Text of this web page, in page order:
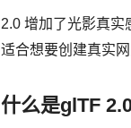
2.0 增加了光影真实
适合想要创建真实
什么是glTF 2.0